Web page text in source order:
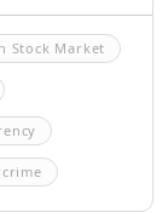
Stock Market